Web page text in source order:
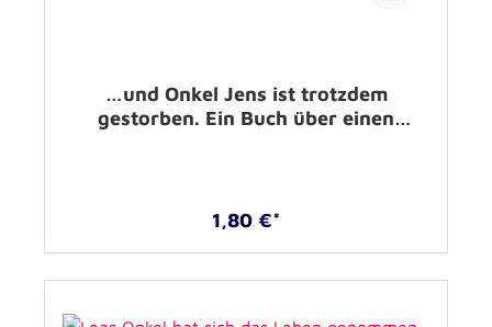
…und Onkel Jens ist trotzdem
gestorben. Ein Buch über einen
1,80 €*